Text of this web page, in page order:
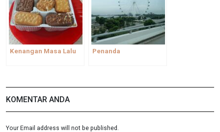
Kenangan Masa Lalu Penanda
KOMENTAR ANDA
Your Email address will not be published.